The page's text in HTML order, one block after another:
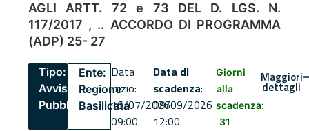
AGLI ARTT. 72 e 73 DEL D. LGS. N.
117/2017 , .. ACCORDO DI PROGRAMMA
(ADP) 25- 27
Tipo:
Avviso
Pubblico
Ente:
Regione
Basilicata
Data
inizio:
16/07/2026
09:00
Data di
scadenza:
09/09/2026
12:00
Giorni
alla
scadenza:
31
Maggiori
dettagli